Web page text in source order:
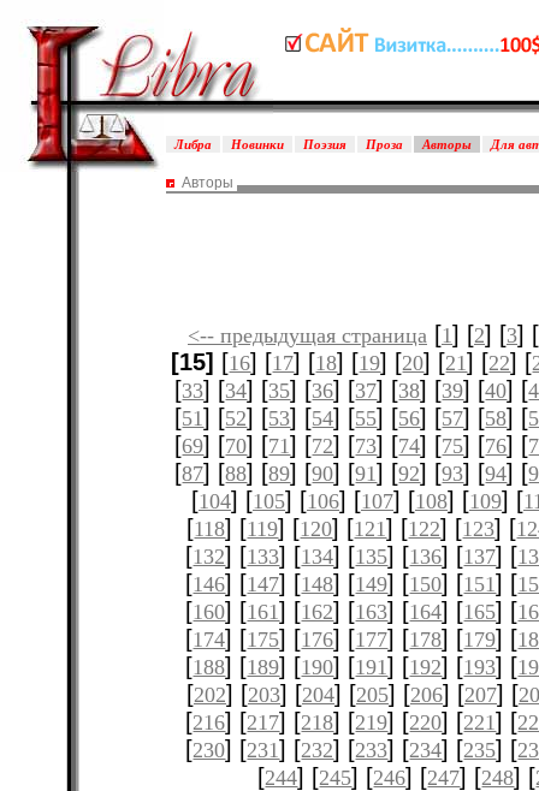
Либра Новинки Поэзия Проза Авторы Для
Авторы
<-- предыдущая страница [1] [2] [3] [
[15] [16] [17] [18] [19] [20] [21] [22] [
[33] [34] [35] [36] [37] [38] [39] [40] [
[51] [52] [53] [54] [55] [56] [57] [58] [
[69] [70] [71] [72] [73] [74] [75] [76] [
[87] [88] [89] [90] [91] [92] [93] [94] [
[104] [105] [106] [107] [108] [109] [
[118] [119] [120] [121] [122] [123] [
[132] [133] [134] [135] [136] [137] [
[146] [147] [148] [149] [150] [151] [
[160] [161] [162] [163] [164] [165] [
[174] [175] [176] [177] [178] [179] [
[188] [189] [190] [191] [192] [193] [
[202] [203] [204] [205] [206] [207] [
[216] [217] [218] [219] [220] [221] [
[230] [231] [232] [233] [234] [235] [
[244] [245] [246] [247] [248] [